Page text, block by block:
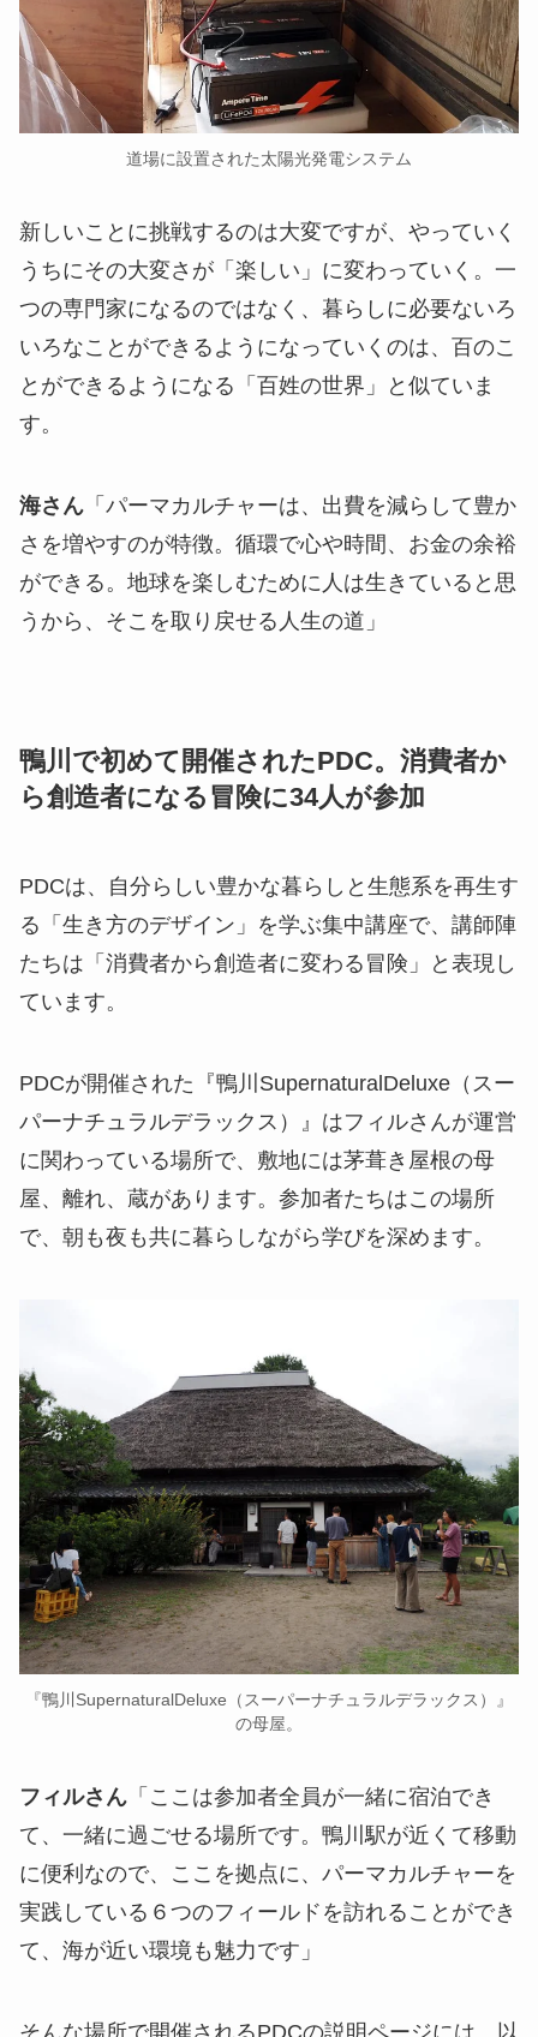
道場に設置された太陽光発電システム
新しいことに挑戦するのは大変ですが、やっていく
うちにその大変さが「楽しい」に変わっていく。一
つの専門家になるのではなく、暮らしに必要ないろ
いろなことができるようになっていくのは、百のこ
とができるようになる「百姓の世界」と似ていま
す。
海さん 「パーマカルチャーは、出費を減らして豊か
さを増やすのが特徴。循環で心や時間、お金の余裕
ができる。地球を楽しむために人は生きていると思
うから、そこを取り戻せる人生の道」
鴨川で初めて開催されたPDC。消費者か
ら創造者になる冒険に34人が参加
PDCは、自分らしい豊かな暮らしと生態系を再生す
る「生き方のデザイン」を学ぶ集中講座で、講師陣
たちは「消費者から創造者に変わる冒険」と表現し
ています。
PDCが開催された『鴨川SupernaturalDeluxe（スー
パーナチュラルデラックス）』はフィルさんが運営
に関わっている場所で、敷地には茅葺き屋根の母
屋、離れ、蔵があります。参加者たちはこの場所
で、朝も夜も共に暮らしながら学びを深めます。
『鴨川SupernaturalDeluxe（スーパーナチュラルデラックス）』
の母屋。
フィルさん 「ここは参加者全員が一緒に宿泊でき
て、一緒に過ごせる場所です。鴨川駅が近くて移動
に便利なので、ここを拠点に、パーマカルチャーを
実践している６つのフィールドを訪れることができ
て、海が近い環境も魅力です」